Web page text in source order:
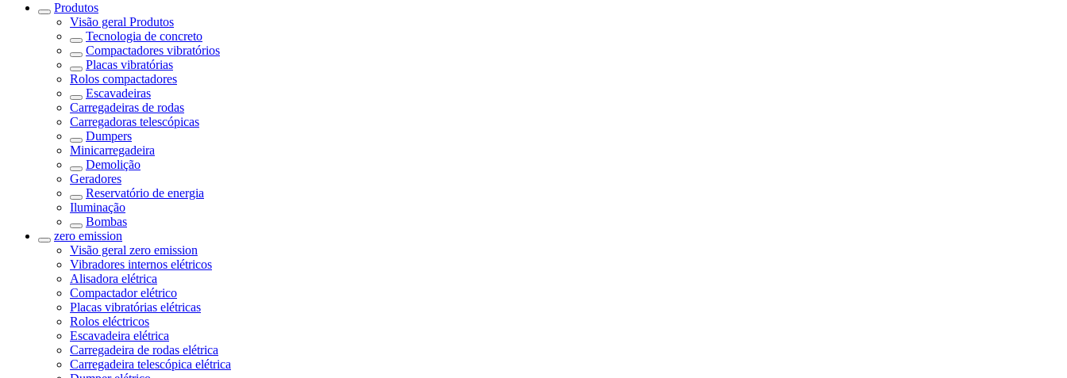
Produtos
Visão geral Produtos
Tecnologia de concreto
Compactadores vibratórios
Placas vibratórias
Rolos compactadores
Escavadeiras
Carregadeiras de rodas
Carregadoras telescópicas
Dumpers
Minicarregadeira
Demolição
Geradores
Reservatório de energia
Iluminação
Bombas
zero emission
Visão geral zero emission
Vibradores internos elétricos
Alisadora elétrica
Compactador elétrico
Placas vibratórias elétricas
Rolos eléctricos
Escavadeira elétrica
Carregadeira de rodas elétrica
Carregadeira telescópica elétrica